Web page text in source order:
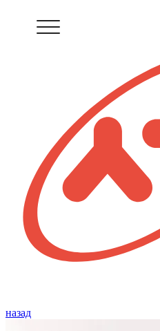
назад